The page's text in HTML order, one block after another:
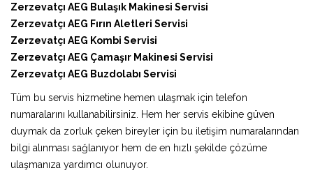
Zerzevatçı AEG Bulaşık Makinesi Servisi
Zerzevatçı AEG Fırın Aletleri Servisi
Zerzevatçı AEG Kombi Servisi
Zerzevatçı AEG Çamaşır Makinesi Servisi
Zerzevatçı AEG Buzdolabı Servisi
Tüm bu servis hizmetine hemen ulaşmak için telefon
numaralarını kullanabilirsiniz. Hem her servis ekibine güven
duymak da zorluk çeken bireyler için bu iletişim numaralarından
bilgi alınması sağlanıyor hem de en hızlı şekilde çözüme
ulaşmanıza yardımcı olunuyor.